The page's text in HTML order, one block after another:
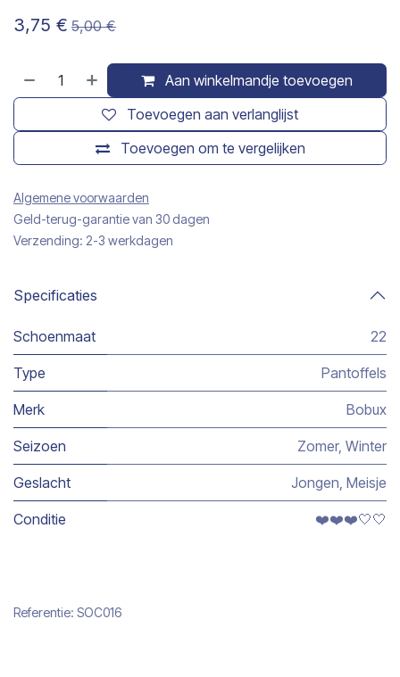
3,75 € 5,00€
Aan winkelmandje toevoegen
Toevoegen om te vergelijken
Toevoegen aan verlanglijst
Algemene voorwaarden
Geld-terug-garantie van 30 dagen
Verzending: 2-3 werkdagen
Specificaties
Schoenmaat 22
Type Pantoffels
Merk Bobux
Seizoen Zomer, Winter
Geslacht Jongen, Meisje
Conditie ❤️❤️❤️🤍🤍
Referentie: SOC016